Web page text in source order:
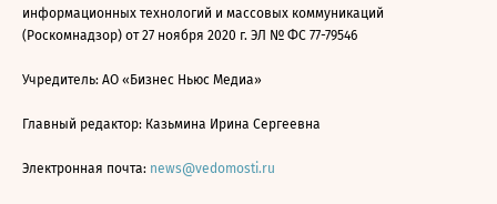
информационных технологий и массовых коммуникаций
(Роскомнадзор) от 27 ноября 2020 г. ЭЛ № ФС 77-79546
Учредитель: АО «Бизнес Ньюс Медиа»
Главный редактор: Казьмина Ирина Сергеевна
Электронная почта: news@vedomosti.ru